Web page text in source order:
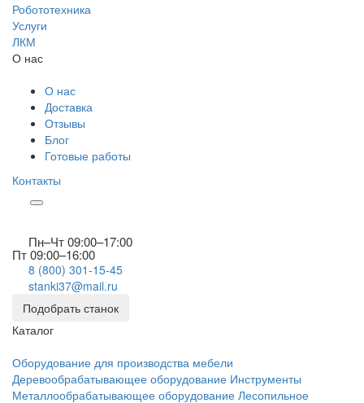
Робототехника
Услуги
ЛКМ
О нас
О нас
Доставка
Отзывы
Блог
Готовые работы
Контакты
Пн–Чт 09:00–17:00
Пт 09:00–16:00
8 (800) 301-15-45
stanki37@mail.ru
Подобрать станок
Каталог
Оборудование для производства мебели
Деревообрабатывающее оборудование Инструменты
Металлообрабатывающее оборудование Лесопильное